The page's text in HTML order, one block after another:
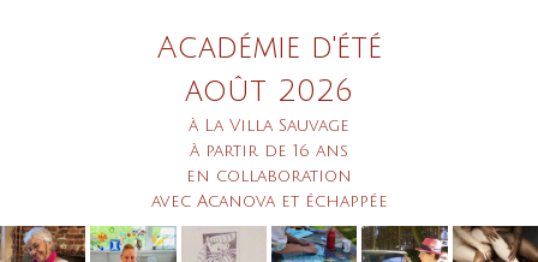
Académie d'été
août 2026
à La Villa Sauvage
à partir de 16 ans
en collaboration
avec Acanova et échappée